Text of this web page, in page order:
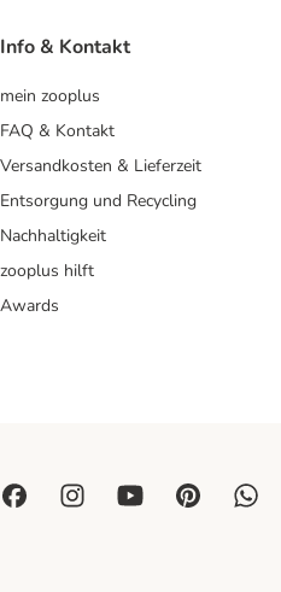
Info & Kontakt
mein zooplus
FAQ & Kontakt
Versandkosten & Lieferzeit
Entsorgung und Recycling
Nachhaltigkeit
zooplus hilft
Awards